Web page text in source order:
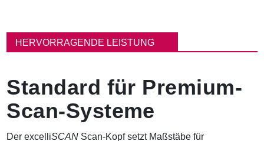
f
a
v
i
g
a
HERVORRAGENDE LEISTUNG
Standard für Premium-
Scan-Systeme
Der excelliSCAN Scan-Kopf setzt Maßstäbe für